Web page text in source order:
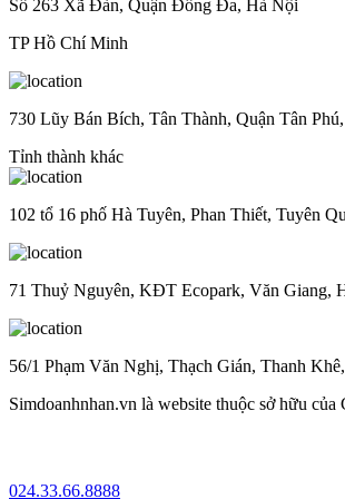
Số 263 Xã Đàn, Quận Đống Đa, Hà Nội
TP Hồ Chí Minh
730 Lũy Bán Bích, Tân Thành, Quận Tân
Tỉnh thành khác
102 tổ 16 phố Hà Tuyên, Phan Thiết, Tuyên
71 Thuỷ Nguyên, KĐT Ecopark, Văn Giang,
56/1 Phạm Văn Nghị, Thạch Gián, Thanh
Simdoanhnhan.vn là website thuộc sở hữu
024.33.66.8888